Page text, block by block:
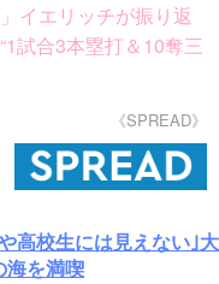
イエリッチが振り返
試合3本塁打＆10奪三
《SPREAD》
高校生には見えない｣大
海を満喫